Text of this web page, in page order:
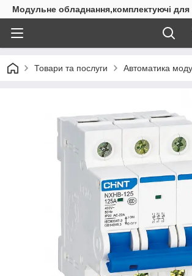
Модульне обладнання,комплектуючі для
Товари та послуги Автоматика